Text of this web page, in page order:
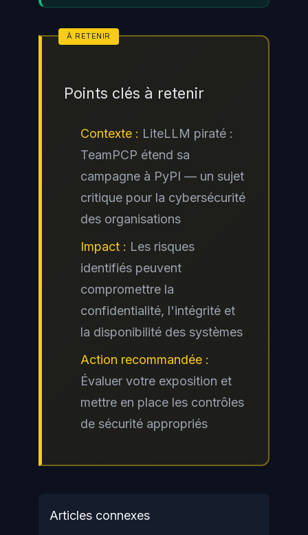
Points clés à retenir
Contexte : LiteLLM piraté :
TeamPCP étend sa
campagne à PyPI — un sujet
critique pour la cybersécurité
des organisations
Impact : Les risques
identifiés peuvent
compromettre la
confidentialité, l'intégrité et
la disponibilité des systèmes
Action recommandée :
Évaluer votre exposition et
mettre en place les contrôles
de sécurité appropriés
Articles connexes